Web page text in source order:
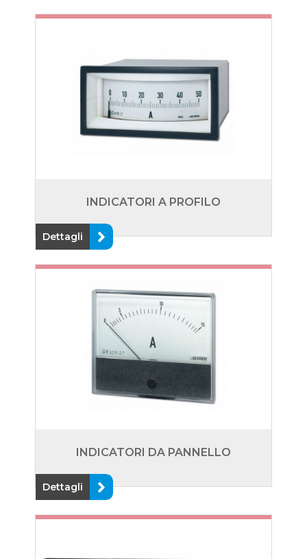
INDICATORI A PROFILO
Dettagli
INDICATORI DA PANNELLO
Dettagli